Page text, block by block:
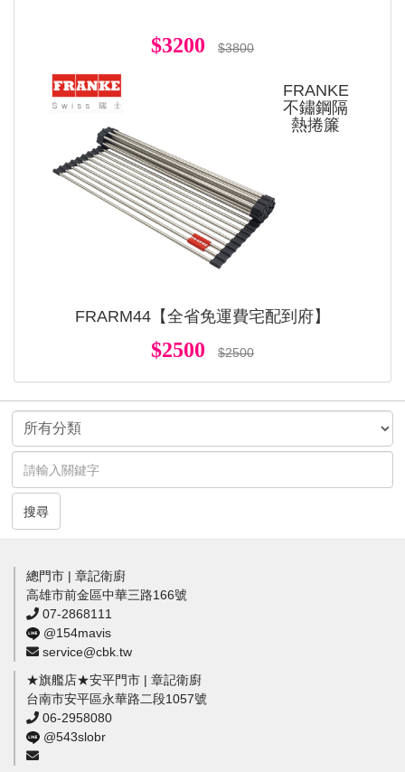
$3200 $3800
FRANKE
不鏽鋼隔
熱捲簾
FRARM44【全省免運費宅配到府】
$2500 $2500
搜尋
總門市 | 章記衛廚
高雄市前金區中華三路166號
07-2868111
@154mavis
service@cbk.tw
★旗艦店★安平門市 | 章記衛廚
台南市安平區永華路二段1057號
06-2958080
@543slobr